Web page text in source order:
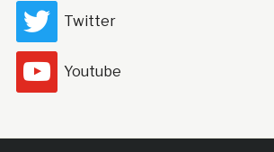
Twitter
Youtube